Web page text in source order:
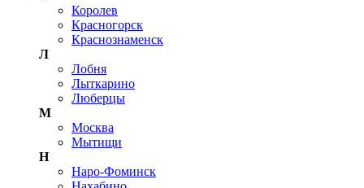
Королев
Красногорск
Краснознаменск
Л
Лобня
Лыткарино
Люберцы
М
Москва
Мытищи
Н
Наро-Фоминск